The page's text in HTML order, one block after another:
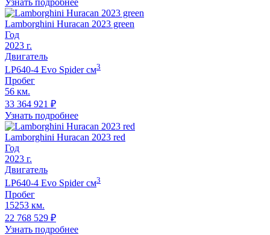
Узнать подробнее
Lamborghini Huracan 2023 green
Год
2023 г.
Двигатель
LP640-4 Evo Spidercм3
Пробег
56 км.
33 364 921 ₽
Узнать подробнее
Lamborghini Huracan 2023 red
Год
2023 г.
Двигатель
LP640-4 Evo Spidercм3
Пробег
15253 км.
22 768 529 ₽
Узнать подробнее